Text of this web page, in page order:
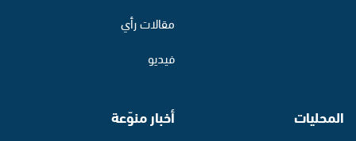
مقالات رأي
فيديو
المحليات أخبار منوّعة